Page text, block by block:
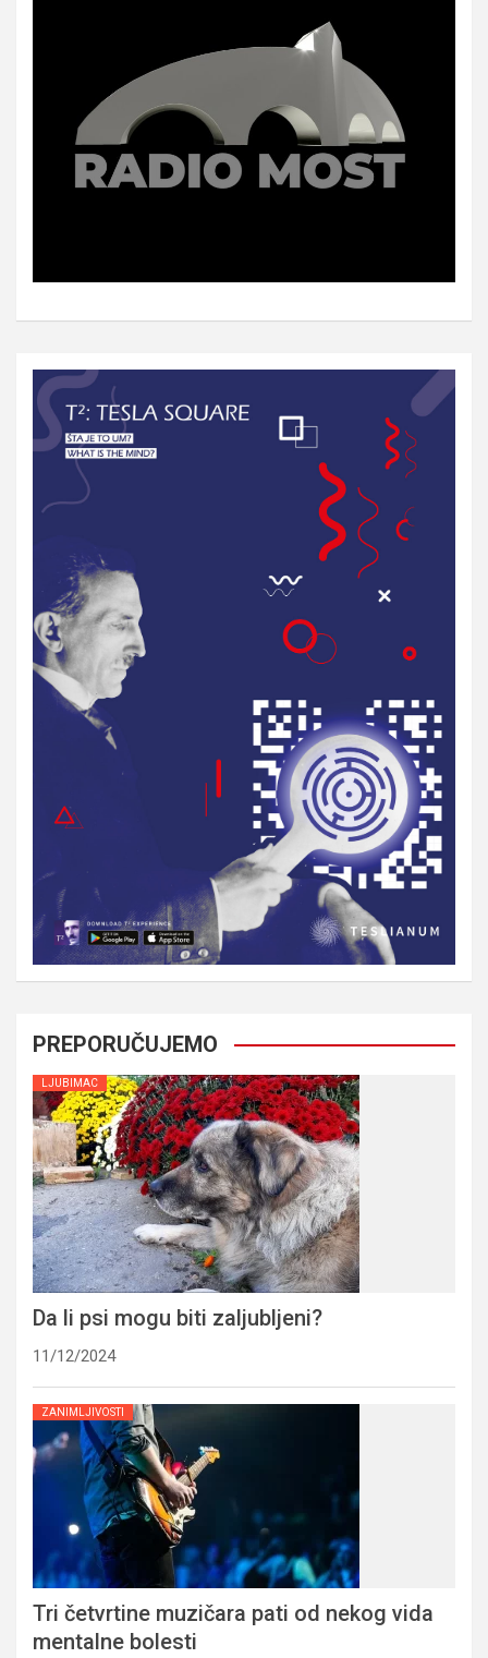
PREPORUČUJEMO
LJUBIMAC
Da li psi mogu biti zaljubljeni?
11/12/2024
ZANIMLJIVOSTI
Tri četvrtine muzičara pati od nekog vida
mentalne bolesti